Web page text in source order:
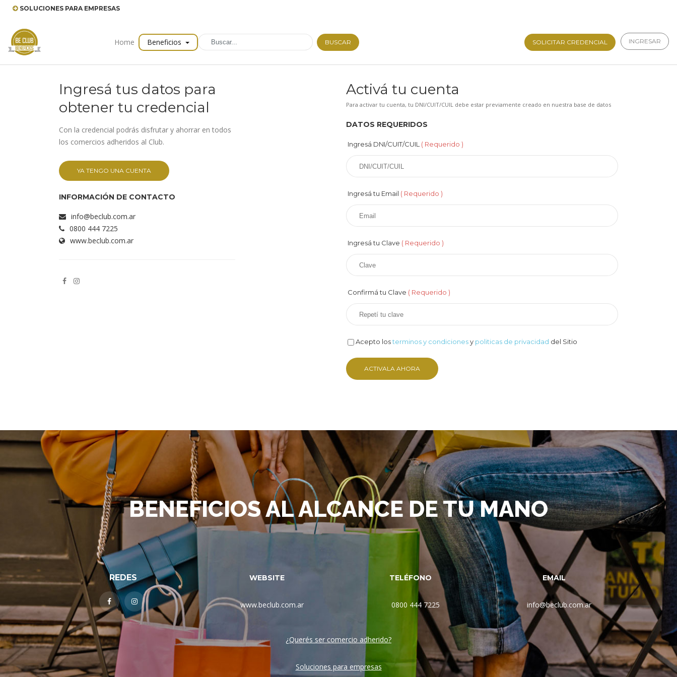
SOLUCIONES PARA EMPRESAS
Home Beneficios BUSCAR SOLICITAR CREDENCIAL INGRESAR
Ingresá tus datos para
obtener tu credencial
Con la credencial podrás disfrutar y ahorrar en todos
los comercios adheridos al Club.
YA TENGO UNA CUENTA
INFORMACIÓN DE CONTACTO
info@beclub.com.ar
0800 444 7225
www.beclub.com.ar
Activá tu cuenta
Para activar tu cuenta, tu DNI/CUIT/CUIL debe estar previamente creado en nuestra base de datos
DATOS REQUERIDOS
Ingresá DNI/CUIT/CUIL ( Requerido )
Ingresá tu Email ( Requerido )
Ingresá tu Clave ( Requerido )
Confirmá tu Clave ( Requerido )
Acepto losterminos y condicionesy politicas de privacidad del Sitio
BENEFICIOS AL ALCANCE DE TU MANO
REDES WEBSITE
www.beclub.com.ar
TELÉFONO
0800 444 7225
EMAIL
info@beclub.com.ar
¿Querés ser comercio adherido?
Soluciones para empresas